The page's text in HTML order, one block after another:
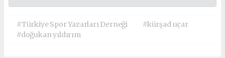
#Türkiye Spor Yazarları Derneği
#kürşad uçar
#doğukan yıldırım